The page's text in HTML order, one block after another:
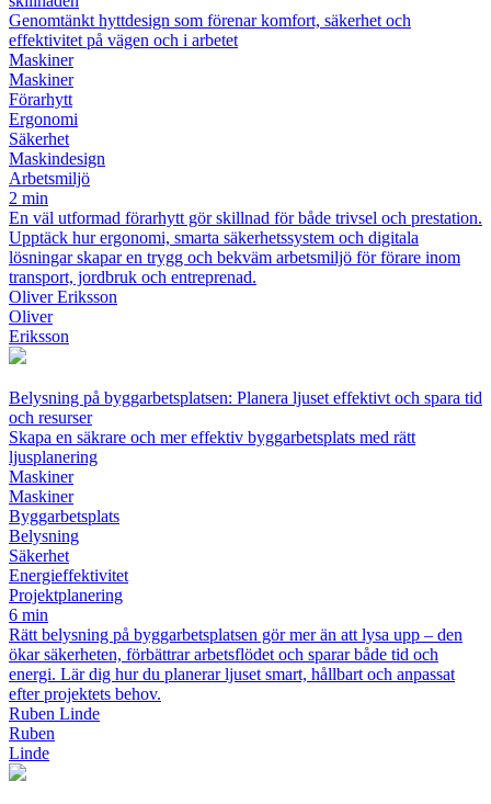
Genomtänkt hyttdesign som förenar komfort, säkerhet och
effektivitet på vägen och i arbetet
Maskiner
Maskiner
Förarhytt
Ergonomi
Säkerhet
Maskindesign
Arbetsmiljö
2 min
En väl utformad förarhytt gör skillnad för både trivsel och prestation.
Upptäck hur ergonomi, smarta säkerhetssystem och digitala
lösningar skapar en trygg och bekväm arbetsmiljö för förare inom
transport, jordbruk och entreprenad.
Oliver Eriksson
Oliver
Eriksson
Belysning på byggarbetsplatsen: Planera ljuset effektivt och spara tid
och resurser
Skapa en säkrare och mer effektiv byggarbetsplats med rätt
ljusplanering
Maskiner
Maskiner
Byggarbetsplats
Belysning
Säkerhet
Energieffektivitet
Projektplanering
6 min
Rätt belysning på byggarbetsplatsen gör mer än att lysa upp – den
ökar säkerheten, förbättrar arbetsflödet och sparar både tid och
energi. Lär dig hur du planerar ljuset smart, hållbart och anpassat
efter projektets behov.
Ruben Linde
Ruben
Linde